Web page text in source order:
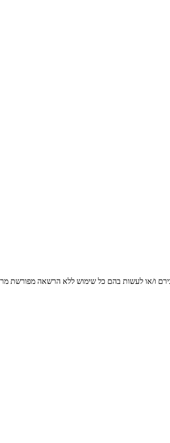
ו/או לעשות בהם כל שימוש ללא הרשאה מפורשת